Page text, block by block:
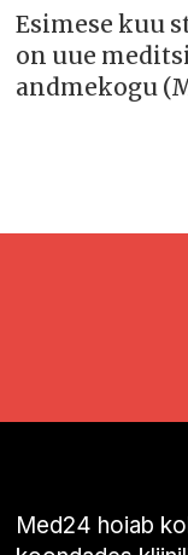
Esimese kuu
on uue
andmekogu
Med24 hoiab